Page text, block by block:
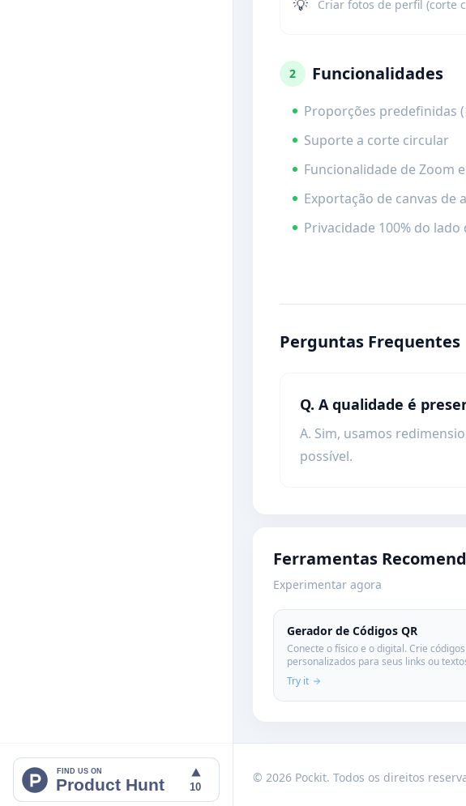
FIND US ON
Product Hunt 10
💡 Criar fotos de perfil (corte
2 Funcionalidades
Proporções predefinidas
Suporte a corte circular
Funcionalidade de Zoom
Exportação de canvas de
Privacidade 100% do lado
Perguntas Frequentes
Q. A qualidade é
A. Sim, usamos
possível.
Ferramentas
Experimentar agora
Gerador de Códigos QR
Conecte o físico e o digital. Crie códigos
personalizados para seus links ou
em alta qualidade. Ilimitado e gratuito.
Try it
© 2026 Pockit. Todos os direitos